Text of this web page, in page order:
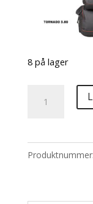
8 på lager
antall
Produktnummer: